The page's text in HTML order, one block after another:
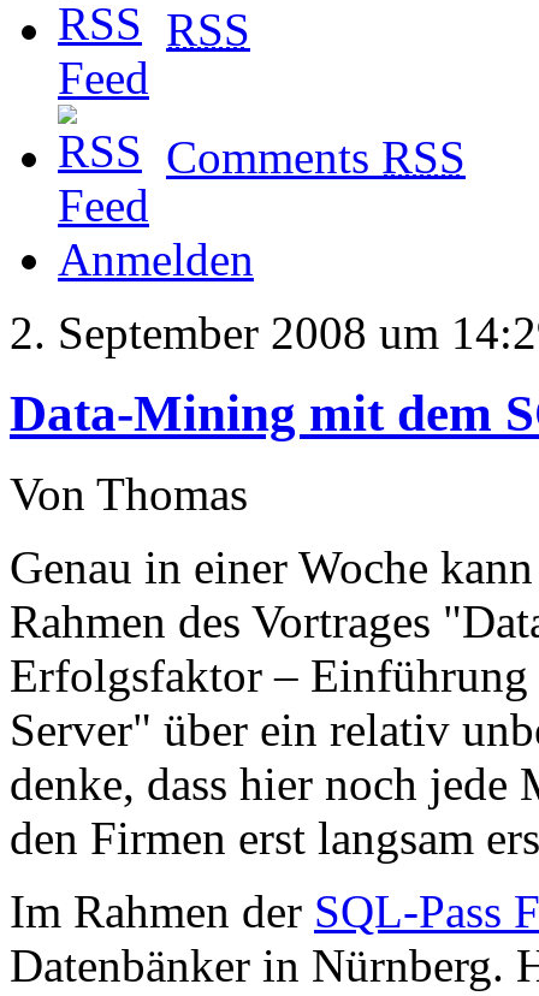
RSS
Comments RSS
Anmelden
2. September 2008 um
Data-Mining mit dem
Von Thomas
Genau in einer Woche
Rahmen des Vortrages
Erfolgsfaktor –
Server" über ein relativ
denke, dass hier noch jede
den Firmen erst langsam
Im Rahmen der SQL-Pass
Datenbänker in Nürnberg.